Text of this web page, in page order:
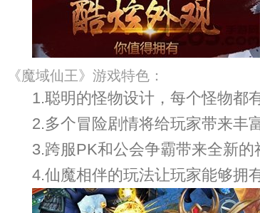
《魔域仙王》游戏特色：
1.聪明的怪物设计，每个怪物都
2.多个冒险剧情将给玩家带来丰
3.跨服PK和公会争霸带来全新的
4.仙魔相伴的玩法让玩家能够拥